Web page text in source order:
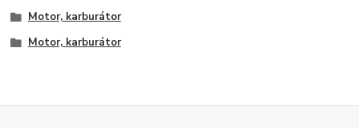
Motor, karburátor
Motor, karburátor